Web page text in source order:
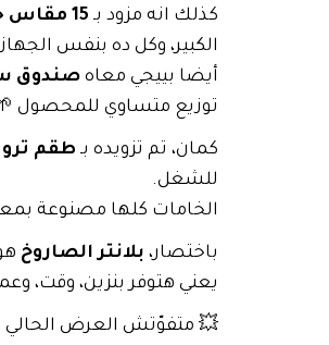
كذلك انه مزود بـ 15 مقاس حبوب
الكبير، وكل ده بنفس
أيضا بييجي معاه صندوق سعة
توزيع متساوي للمحصول
كمان، تم تزويده بـ طقم
للشغل.
الخامات كلها مصنوعة
باختصار، بلانتر الصاروخ
يعني هتوفر بنزين، وقت،
💥 متفوّتش العرض الحالي